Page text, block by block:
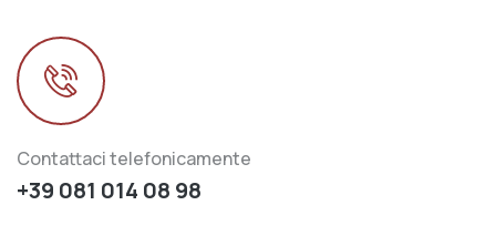
Contattaci telefonicamente
+39 081 014 08 98